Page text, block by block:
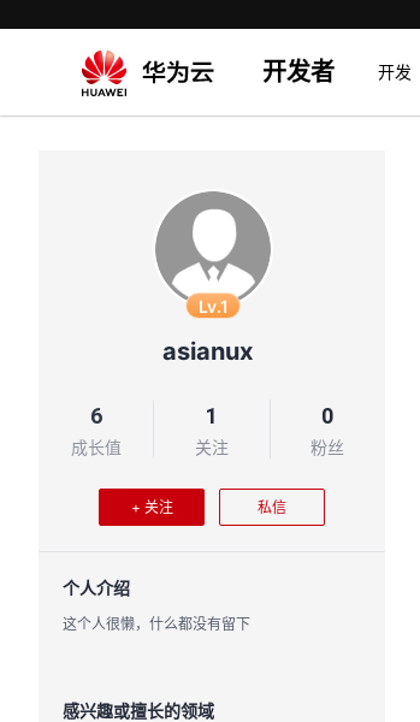
开发者 开发
Lv.1
asianux
6
成长值
1
关注
0
粉丝
+ 关注 私信
个人介绍
这个人很懒，什么都没有留下
感兴趣或擅长的领域